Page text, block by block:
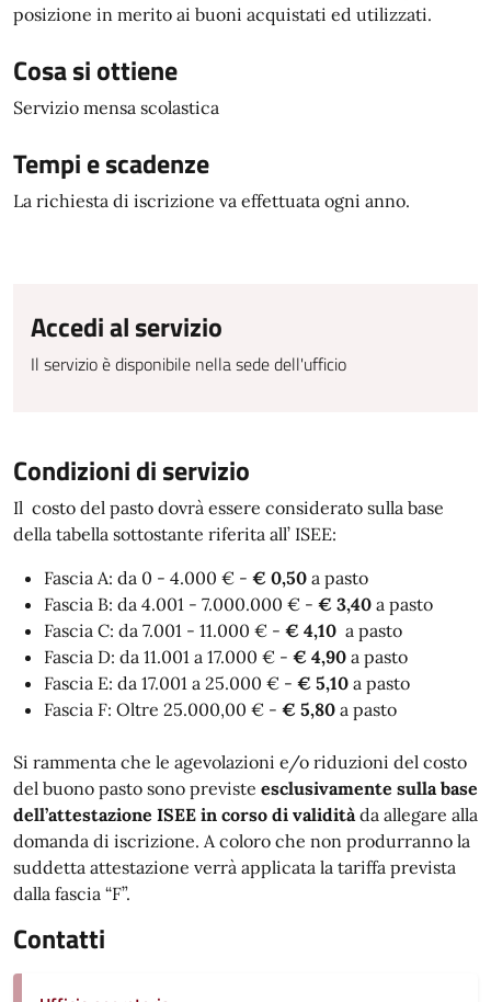
posizione in merito ai buoni acquistati ed utilizzati.
Cosa si ottiene
Servizio mensa scolastica
Tempi e scadenze
La richiesta di iscrizione va effettuata ogni anno.
Accedi al servizio
Il servizio è disponibile nella sede dell'ufficio
Condizioni di servizio
Il costo del pasto dovrà essere considerato sulla base
della tabella sottostante riferita all’ ISEE:
Fascia A: da 0 - 4.000 € - € 0,50 a pasto
Fascia B: da 4.001 - 7.000.000 € - € 3,40 a pasto
Fascia C: da 7.001 - 11.000 € - € 4,10 a pasto
Fascia D: da 11.001 a 17.000 € - € 4,90 a pasto
Fascia E: da 17.001 a 25.000 € - € 5,10 a pasto
Fascia F: Oltre 25.000,00 € - € 5,80 a pasto
Si rammenta che le agevolazioni e/o riduzioni del costo
del buono pasto sono previste esclusivamente sulla base
dell’attestazione ISEE in corso di validitàda allegare alla
domanda di iscrizione. A coloro che non produrranno la
suddetta attestazione verrà applicata la tariffa prevista
dalla fascia “F”.
Contatti